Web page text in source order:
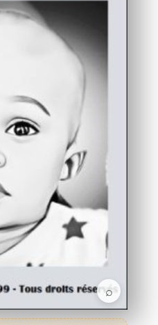
⌕